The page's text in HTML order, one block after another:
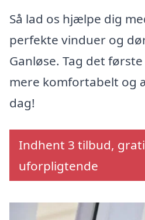
Så lad os hjælpe dig
perfekte vinduer og
Ganløse. Tag det
mere komfortabelt og
dag!
Indhent 3 tilbud,
uforpligtende